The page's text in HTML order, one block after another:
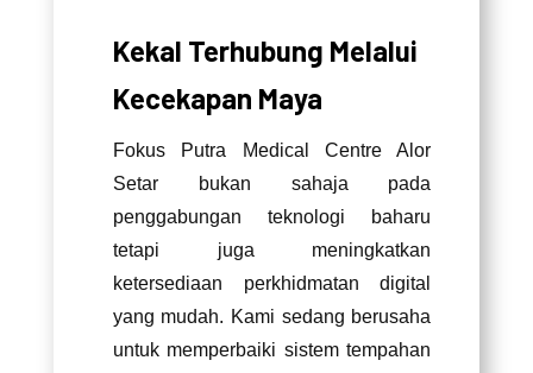
Kekal Terhubung Melalui
Kecekapan Maya
Fokus Putra Medical Centre Alor
Setar bukan sahaja pada
penggabungan teknologi baharu
tetapi juga meningkatkan
ketersediaan perkhidmatan digital
yang mudah. Kami sedang berusaha
untuk memperbaiki sistem tempahan